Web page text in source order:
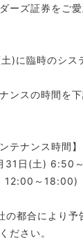
ーズ証券をご
)に臨時のシス
ンスの時間を
テナンス時間】
31日(土) 6:50
12:00～18:00)
の都合により予
ださい。